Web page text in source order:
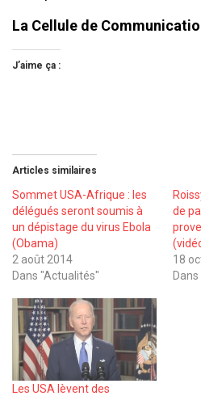
La Cellule de
J’aime ça :
Articles similaires
Sommet USA-Afrique : les
délégués seront soumis à
un dépistage du virus Ebola
(Obama)
2 août 2014
Dans "Actualités"
de
18
Les USA lèvent des